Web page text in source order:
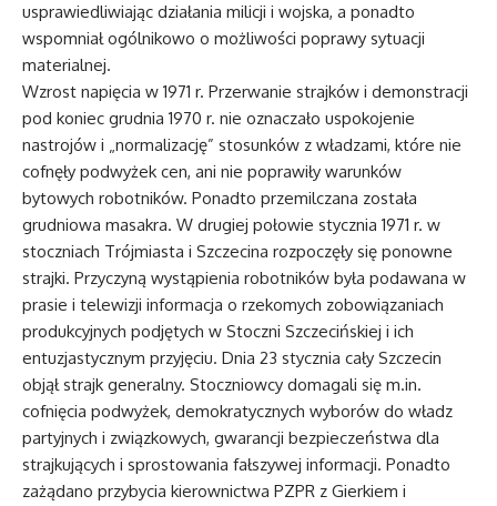
usprawiedliwiając działania milicji i wojska, a ponadto
wspomniał ogólnikowo o możliwości poprawy sytuacji
materialnej.
Wzrost napięcia w 1971 r. Przerwanie strajków i demonstracji
pod koniec grudnia 1970 r. nie oznaczało uspokojenie
nastrojów i „normalizację” stosunków z władzami, które nie
cofnęły podwyżek cen, ani nie poprawiły warunków
bytowych robotników. Ponadto przemilczana została
grudniowa masakra. W drugiej połowie stycznia 1971 r. w
stoczniach Trójmiasta i Szczecina rozpoczęły się ponowne
strajki. Przyczyną wystąpienia robotników była podawana w
prasie i telewizji informacja o rzekomych zobowiązaniach
produkcyjnych podjętych w Stoczni Szczecińskiej i ich
entuzjastycznym przyjęciu. Dnia 23 stycznia cały Szczecin
objął strajk generalny. Stoczniowcy domagali się m.in.
cofnięcia podwyżek, demokratycznych wyborów do władz
partyjnych i związkowych, gwarancji bezpieczeństwa dla
strajkujących i sprostowania fałszywej informacji. Ponadto
zażądano przybycia kierownictwa PZPR z Gierkiem i